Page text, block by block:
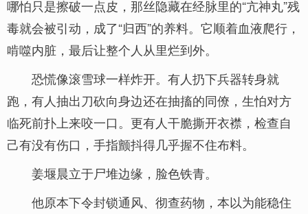
哪怕只是擦破一点皮，那丝隐藏在经脉里的“亢神丸”残
毒就会被引动，成了“归西”的养料。它顺着血液爬行，
啃噬内脏，最后让整个人从里烂到外。
恐慌像滚雪球一样炸开。有人扔下兵器转身就
跑，有人抽出刀砍向身边还在抽搐的同僚，生怕对方
临死前扑上来咬一口。更有人干脆撕开衣襟，检查自
己有没有伤口，手指颤抖得几乎握不住布料。
姜堰晨立于尸堆边缘，脸色铁青。
他原本下令封锁通风、彻查药物，本以为能稳住